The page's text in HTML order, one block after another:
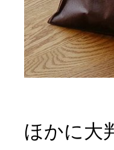
ほかに大